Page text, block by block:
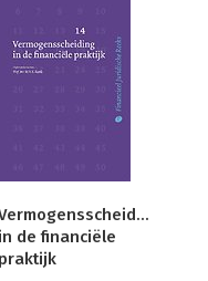
in de financiële
praktijk